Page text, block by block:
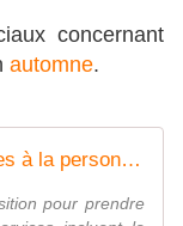
concernant
automne.
Jardinage A domicile | Ikuto Services à la personne | Paris 75013
pour prendre